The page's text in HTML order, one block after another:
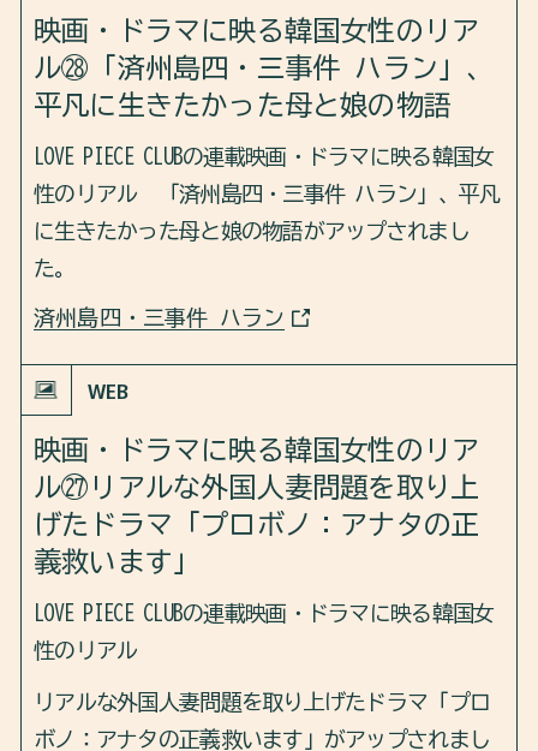
映画・ドラマに映る韓国女性のリア
ル㉘「済州島四・三事件 ハラン」、
平凡に生きたかった母と娘の物語
LOVE PIECE CLUBの連載映画・ドラマに映る韓国女
性のリアル 「済州島四・三事件 ハラン」、平凡
に生きたかった母と娘の物語がアップされまし
た。
済州島四・三事件 ハラン
WEB
映画・ドラマに映る韓国女性のリア
ル㉗リアルな外国人妻問題を取り上
げたドラマ「プロボノ：アナタの正
義救います」
LOVE PIECE CLUBの連載映画・ドラマに映る韓国女
性のリアル
リアルな外国人妻問題を取り上げたドラマ「プロ
ボノ：アナタの正義救います」がアップされまし